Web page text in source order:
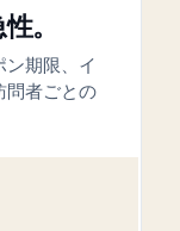
。
期限、イ
問者ごとの